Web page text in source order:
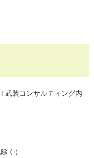
武装コンサルティング内
く）